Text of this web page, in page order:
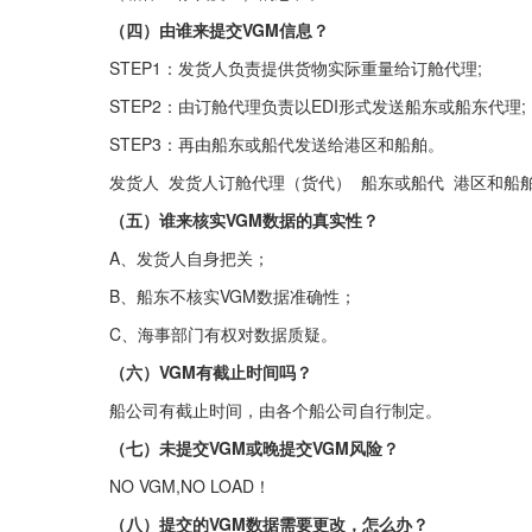
（四）由谁来提交VGM信息？
STEP1：发货人负责提供货物实际重量给订舱代理;
STEP2：由订舱代理负责以EDI形式发送船东或船东代理;
STEP3：再由船东或船代发送给港区和船舶。
发货人  发货人订舱代理（货代）  船东或船代  港区和船
（五）谁来核实VGM数据的真实性？
A、发货人自身把关；
B、船东不核实VGM数据准确性；
C、海事部门有权对数据质疑。
（六）VGM有截止时间吗？
船公司有截止时间，由各个船公司自行制定。
（七）未提交VGM或晚提交VGM风险？
NO VGM,NO LOAD！
（八）提交的VGM数据需要更改，怎么办？